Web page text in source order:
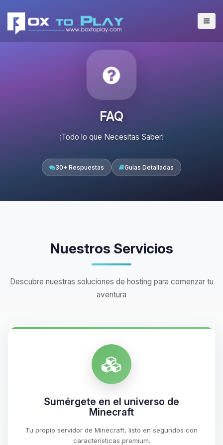
FAQ
¡Todo lo que Necesitas Saber!
30+ Respuestas Guías Detalladas
Nuestros Servicios
Descubre nuestras soluciones de hosting para comenzar tu
aventura
Sumérgete en el universo de
Minecraft
Tu propio servidor de Minecraft, listo en segundos con
características premium.